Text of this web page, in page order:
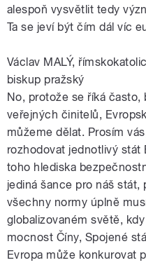
alespoň vysvětlit tedy
Ta se jeví být čím dál víc
Václav MALÝ,
biskup pražský
No, protože se říká
veřejných činitelů,
můžeme dělat. Prosím
rozhodovat jednotlivý stát
toho hlediska
jediná šance pro náš
všechny normy úplně
globalizovaném světě,
mocnost Číny, Spojené
Evropa může konkurovat